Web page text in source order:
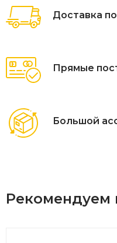
Доставка
Прямые
Большой
Рекомендуем